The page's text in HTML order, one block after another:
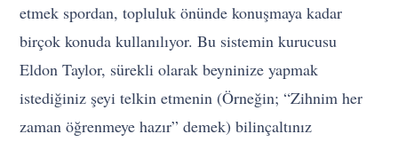
etmek spordan, topluluk önünde konuşmaya kadar
birçok konuda kullanılıyor. Bu sistemin kurucusu
Eldon Taylor, sürekli olarak beyninize yapmak
istediğiniz şeyi telkin etmenin (Örneğin; “Zihnim her
zaman öğrenmeye hazır” demek) bilinçaltınız